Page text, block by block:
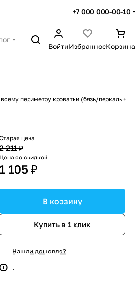
+7 000 000-00-10
ВойтиИзбранноеКорзина
периметру кроватки (бязь/перкаль +
Старая цена
211 ₽
Цена со скидкой
1 105 ₽
В корзину
Купить в 1 клик
Нашли дешевле?
.